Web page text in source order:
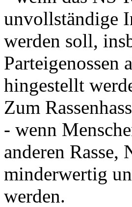
unvollständige
werden soll,
Parteigenossen
hingestellt
Zum
- wenn
anderen Rasse,
minderwertig
werden.